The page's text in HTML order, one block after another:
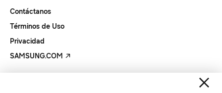
Contáctanos
Términos de Uso
Privacidad
SAMSUNG.COM